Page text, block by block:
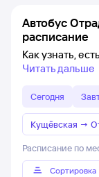
Автобус
расписание
Как узнать,
Читать дальше
Сегодня
Кущёвская →
Расписание по
Сортировка